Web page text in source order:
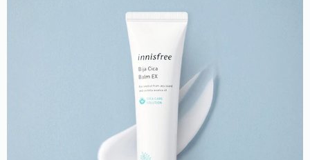
потенциалом обладает витамин С, тогда как экстракт
лаванды убирает покраснения и способствует
интенсивному делению клеток. Оптимизирует
выработку кожного себума экстракт сосны с
дезинфицирующим эффектом, в то время как
экстракты лаванды и можжевельника укрепляют
стенки сосудов, не оставляя шансов для раздражений